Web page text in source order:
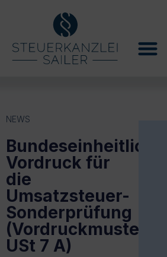
NEWS
Bundeseinheitlicher
Vordruck für
die
Umsatzsteuer-
Sonderprüfung
(Vordruckmuster
USt 7 A)